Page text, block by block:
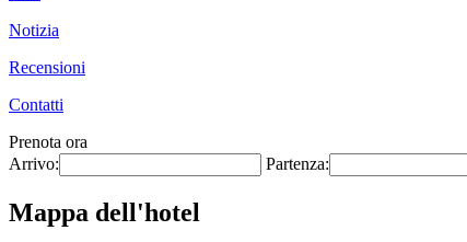
Notizia
Recensioni
Contatti
Prenota ora
Arrivo:
Partenza:
Mappa dell'hotel